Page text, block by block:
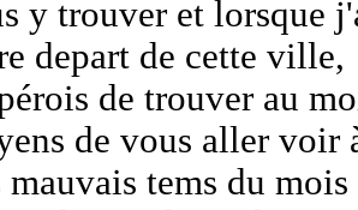
y trouver et lorsque
depart de cette ville,
de trouver au
de vous aller voir
mauvais tems du mois